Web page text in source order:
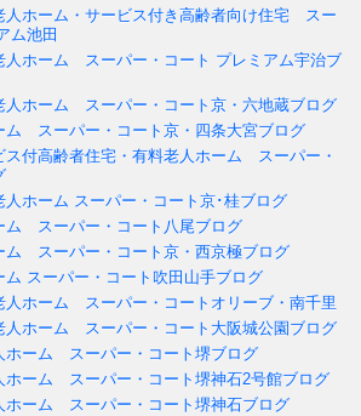
人ホーム・サービス付き高齢者向け住宅 スー
ム池田
人ホーム スーパー・コート プレミアム宇治ブ
人ホーム スーパー・コート京・六地蔵ブログ
ム スーパー・コート京・四条大宮ブログ
ス付高齢者住宅・有料老人ホーム スーパー・
ホーム スーパー・コート京･桂ブログ
ム スーパー・コート八尾ブログ
ム スーパー・コート京・西京極ブログ
ム スーパー・コート吹田山手ブログ
人ホーム スーパー・コートオリーブ・南千里
人ホーム スーパー・コート大阪城公園ブログ
ホーム スーパー・コート堺ブログ
ホーム スーパー・コート堺神石2号館ブログ
ホーム スーパー・コート堺神石ブログ